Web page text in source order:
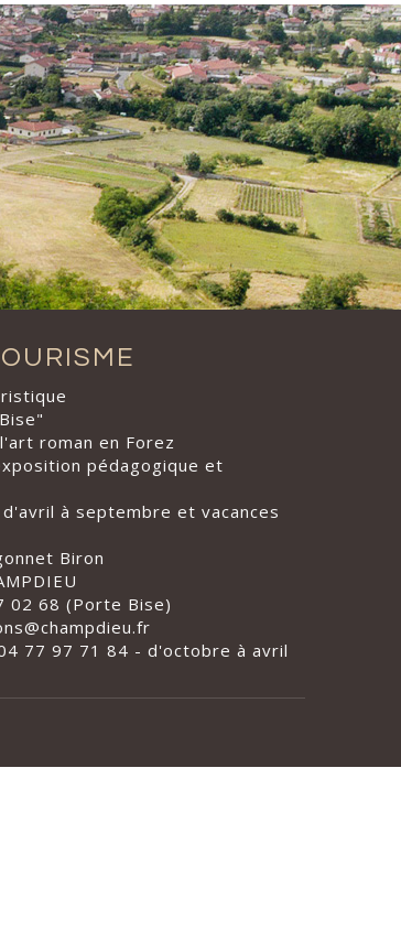
roman en Forez
pédagogique et
à septembre et vacances
Biron
02 68 (Porte Bise)
77 97 71 84 - d'octobre à avril